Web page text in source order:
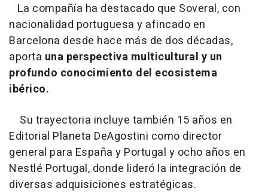
La compañía ha destacado que Soveral, con
nacionalidad portuguesa y afincado en
Barcelona desde hace más de dos décadas,
aporta una perspectiva multicultural y un
profundo conocimiento del ecosistema
ibérico.
Su trayectoria incluye también 15 años en
Editorial Planeta DeAgostini como director
general para España y Portugal y ocho años en
Nestlé Portugal, donde lideró la integración de
diversas adquisiciones estratégicas.